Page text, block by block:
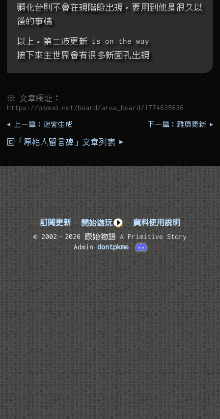
孵化台則不會在現階段出現，要用到他是很久以
後的事情
以上，第二波更新 is on the way
接下來主世界會有很多新面孔出現
※ 文章網址：
https://psmud.net/board/area_board/1774635636
◂ 上一篇：迷宮生成 下一篇：雜項更新 ▸
回「原始人留言碑」文章列表 ▸
訂閱更新 · 開始遊玩 · 資料使用說明
© 2002–2026 原始物語 A Primitive Story
Admindontpkme